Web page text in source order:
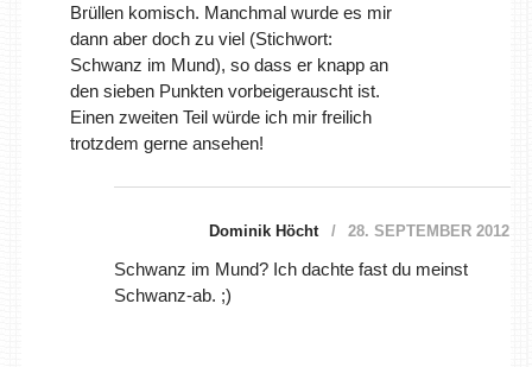
Brüllen komisch. Manchmal wurde es mir
dann aber doch zu viel (Stichwort:
Schwanz im Mund), so dass er knapp an
den sieben Punkten vorbeigerauscht ist.
Einen zweiten Teil würde ich mir freilich
trotzdem gerne ansehen!
Dominik Höcht 28. SEPTEMBER 2012
Schwanz im Mund? Ich dachte fast du meinst
Schwanz-ab. ;)